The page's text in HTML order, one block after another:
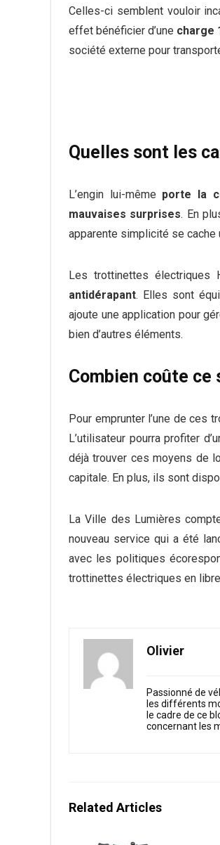
Celles-ci semblent vouloir
effet bénéficier d’une charge
société externe pour
Quelles sont les
L’engin lui-même porte la
mauvaises surprises. En
apparente simplicité se
Les trottinettes électriques
antidérapant. Elles sont
ajoute une application pour
bien d’autres éléments.
Combien coûte ce
Pour emprunter l’une de
L’utilisateur pourra profiter
déjà trouver ces moyens de
capitale. En plus, ils sont
La Ville des Lumières
nouveau service qui a été
avec les politiques
trottinettes électriques en
Olivier
Passionné de
les différents
le cadre de ce
concernant les
Related Articles